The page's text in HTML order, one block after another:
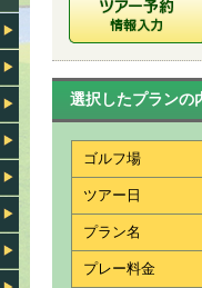
選択したプランの
ゴルフ場
ツアー日
プラン名
プレー料金